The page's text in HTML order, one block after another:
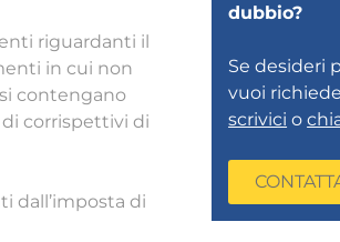
riguardanti il
in cui non
contengano
corrispettivi di
dall’imposta di
dubbio?
Se desideri
vuoi
scrivici o